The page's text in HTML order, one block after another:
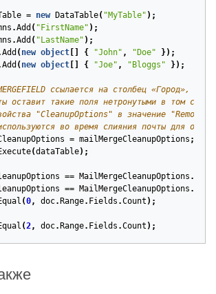
= new DataTable( "MyTable" );
.Add ( "FirstName" );
.Add ( "LastName" );
Add ( new object { "John" , "Doe"
});
Add ( new object { "Joe" , "Bloggs" });
ссылается на столбец «Город»,
оставит такие поля нетронутыми в том
"CleanupOptions" в значение
во время слияния почты для
= mailMergeCleanupOptions ;
(dataTable);
== MailMergeCleanupOptions .
== MailMergeCleanupOptions .
(0, doc. Range. Fields .Count );
(2, doc. Range. Fields .Count );